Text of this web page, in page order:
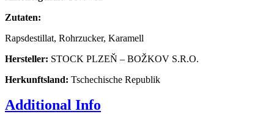
Zutaten:
Rapsdestillat, Rohrzucker, Karamell
Hersteller: STOCK PLZEŇ – BOŽKOV S.R.O.
Herkunftsland: Tschechische Republik
Additional Info